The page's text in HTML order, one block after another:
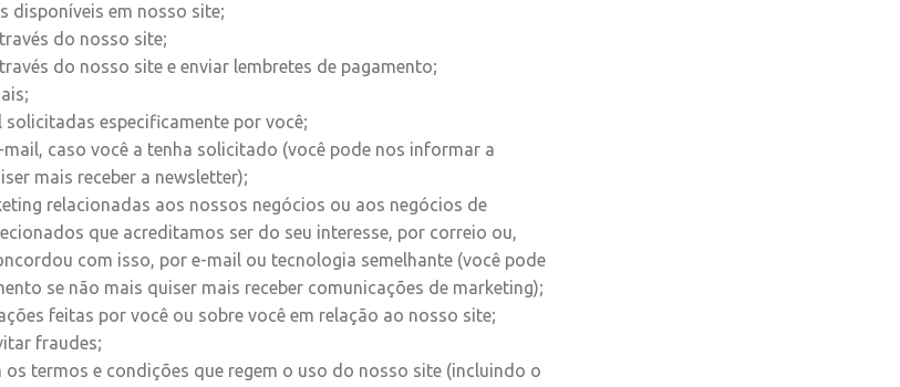
disponíveis em nosso site;
do nosso site;
do nosso site e enviar lembretes de pagamento;
especificamente por você;
caso você a tenha solicitado (você pode nos informar a
mais receber a newsletter);
relacionadas aos nossos negócios ou aos negócios de
que acreditamos ser do seu interesse, por correio ou,
com isso, por e-mail ou tecnologia semelhante (você pode
se não mais quiser mais receber comunicações de marketing);
feitas por você ou sobre você em relação ao nosso site;
fraudes;
termos e condições que regem o uso do nosso site (incluindo o